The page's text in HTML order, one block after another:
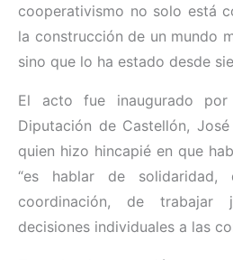
cooperativismo no solo está
la construcción de un mundo
sino que lo ha estado desde
El acto fue inaugurado
Diputación de Castellón,
quien hizo hincapié en que
“es hablar de
coordinación, de
decisiones individuales a las